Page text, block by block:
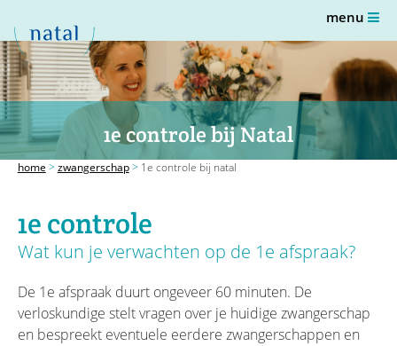
1e controle bij Natal
menu
home > zwangerschap> 1e controle bij natal
1e controle
Wat kun je verwachten op de 1e afspraak?
De 1e afspraak duurt ongeveer 60 minuten. De
verloskundige stelt vragen over je huidige zwangerschap
en bespreekt eventuele eerdere zwangerschappen en